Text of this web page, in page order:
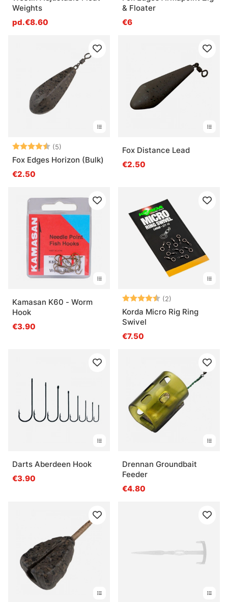
Weights
pd.€8.60
& Floater
€6
Note: (5)
Fox Edges Horizon (Bulk)
€2.50
Fox Distance Lead
€2.50
Kamasan K60 - Worm
Hook
€3.90
Note: (2)
Korda Micro Rig Ring
Swivel
€7.50
Darts Aberdeen Hook
€3.90
Drennan Groundbait
Feeder
€4.80